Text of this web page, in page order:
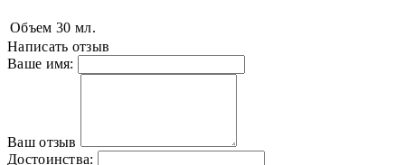
Объем 30 мл.
Написать отзыв
Ваше имя:
Ваш отзыв
Достоинства: